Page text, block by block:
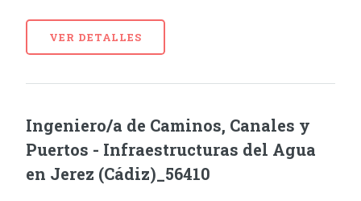
VER DETALLES
Ingeniero/a de Caminos, Canales y
Puertos - Infraestructuras del Agua
en Jerez (Cádiz)_56410